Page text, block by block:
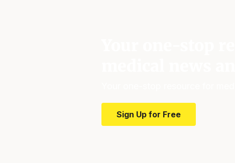
Sign Up for Free